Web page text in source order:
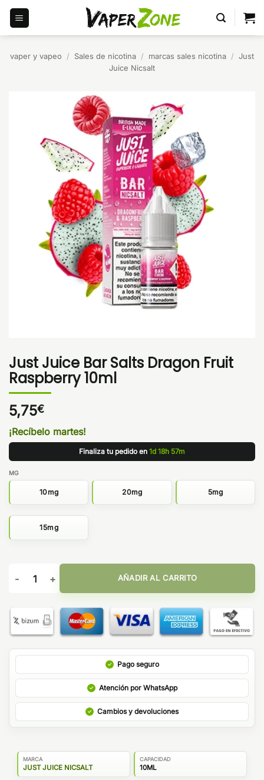
Saltar
contenido
vaper y vapeo / Sales de nicotina / marcas sales nicotina / Just
Juice Nicsalt
Just Juice Bar Salts Dragon Fruit
Raspberry 10ml
5,75€
¡Recíbelo martes!
Finaliza tu pedido en 1d 18h 57m
MG
10mg 20mg 5mg
15mg
Just Juice Bar Salts Dragon Fruit Raspberry 10ml cantidad
AÑADIR AL CARRITO
Pago seguro
Atención por WhatsApp
Cambios y devoluciones
MARCA
JUST JUICE NICSALT
CAPACIDAD
10ML